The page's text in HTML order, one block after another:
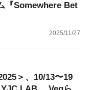
『Somewhere Bet
2025/11/27
＞、10/13〜19